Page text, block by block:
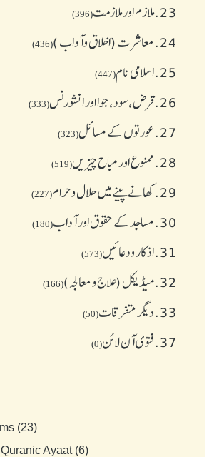
23. ملازم اور ملازمت(396)
24. معاشرت (اخلاق وآداب )(436)
25. اسلامی نام(447)
26. قرض،سود، جوا اور انشورنس(333)
27. عورتوں کے مسائل(323)
28. ممنوع اور مباح چیز یں(519)
29. کھانے پینے میں حلال و حرام(227)
30. مساجد کے حقوق اور آداب(180)
31. اذکار ودعائیں(573)
32. میڈیکل (علاج و معالجہ)(166)
33. دیگر متفرقات(50)
37. فتوی آن لائن(0)
(23)
Ayaat (6)